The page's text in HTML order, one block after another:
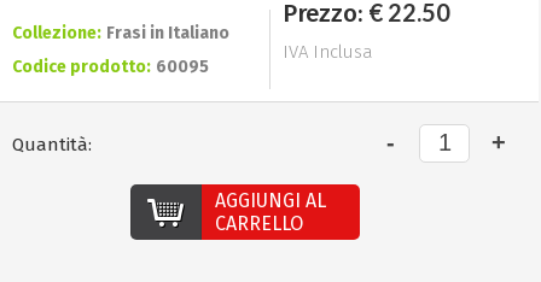
Collezione: Frasi in Italiano
Codice prodotto: 60095
Prezzo: € 22.50
IVA Inclusa
Quantità:
AGGIUNGI AL
CARRELLO